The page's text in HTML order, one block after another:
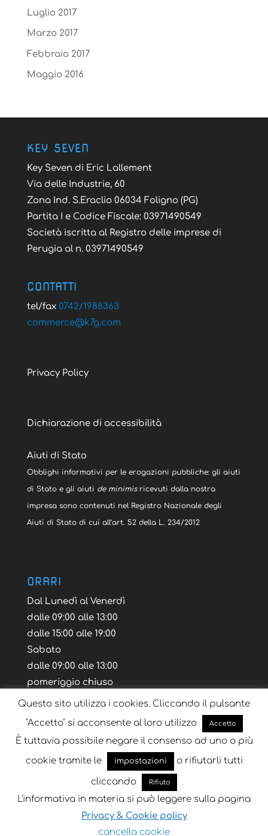
Luglio 2017
Marzo 2017
Febbraio 2017
Maggio 2016
KEY SEVEN
Key Seven di Eric Lallement
Via delle Industrie, 60
Zona Ind. S.Eraclio 06034 Foligno (PG)
Partita I e Codice Fiscale: 03971490549
Società iscritta al Registro delle imprese di
Perugia al n. 03971490549
CONTATTI
tel/fax 0742/1988363
moc.g7k
@ecremmoc
Privacy Policy
Dichiarazione di accessibilità
Aiuti di Stato
Obblighi informativi per le erogazioni pubbliche: gli aiuti
di Stato e gli aiuti de minimisricevuti dalla nostra
impresa sono contenuti nel Registro Nazionale degli
Aiuti di Stato di cui all’art. 52 della L. 234/2012
ORARI
Dal Lunedì al Venerdì
dalle 09:00 alle 13:00
dalle 15:00 alle 19:00
Sabato
dalle 09:00 alle 13:00
pomeriggio chiuso
Blog Tutorial Layout Volantino
Progettato daKey Seven| Sviluppato da
Seven
Questo sito utilizza i cookies. Cliccando il pulsante
"Accetto" si acconsente al loro utilizzo
Accetto
È tuttavia possibile negare il consenso ad uno o più
cookie tramite le
impostazioni o rifiutarli tutti
cliccando Rifiuto
L'informativa in materia si può leggere sulla pagina
Privacy & Cookie policy
cancella cookie